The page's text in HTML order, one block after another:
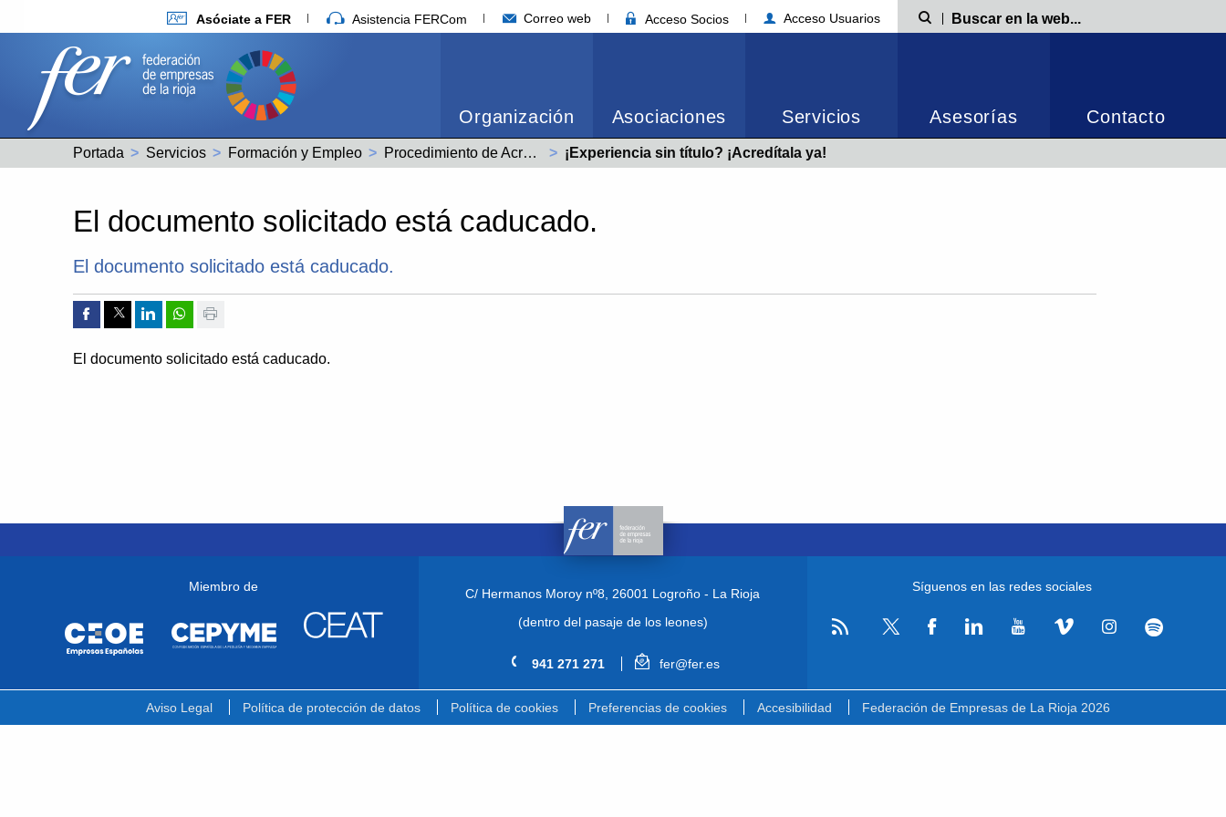
Asóciate a FER Asistencia FERCom Correo web Acceso Socios Acceso Usuarios Búsqueda
Organización Asociaciones Servicios Asesorías Contacto
Portada Servicios Formación y Empleo Procedimiento de Acreditación de Competencias Profesionales Actual:
¡Experiencia sin título? ¡Acredítala ya!
El documento solicitado está caducado.
El documento solicitado está caducado.
Compartir por Facebook
Compartir por Twitter
Compartir por Linkedin
Compartir por whatsapp
El documento solicitado está caducado.
Miembro de C/ Hermanos Moroy nº8, 26001 Logroño - La Rioja
(dentro del pasaje de los leones)
941 271 271 fer@fer.es
Síguenos en las redes sociales
Aviso Legal Política de protección de datos Política de cookies Preferencias de cookies Accesibilidad Federación de Empresas de La Rioja 2026